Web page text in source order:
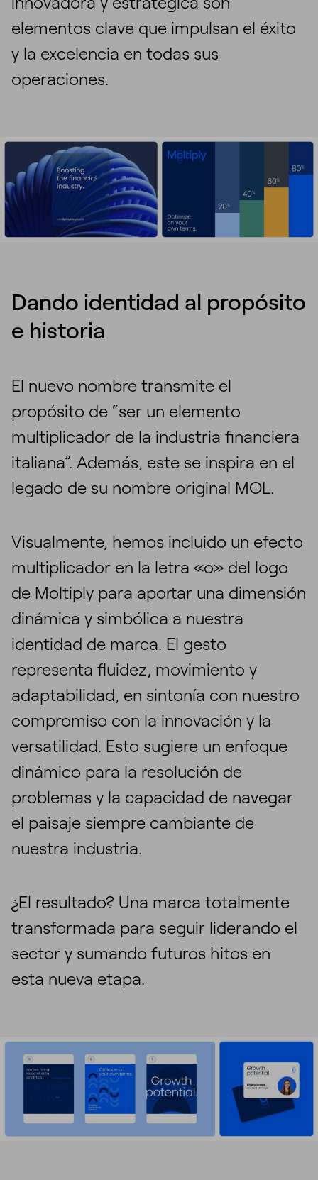
elementos clave que impulsan el éxito
y la excelencia en todas sus
operaciones.
Dando identidad al propósito
e historia
El nuevo nombre transmite el
propósito de “ser un elemento
multiplicador de la industria financiera
italiana”. Además, este se inspira en el
legado de su nombre original MOL.
Visualmente, hemos incluido un efecto
multiplicador en la letra «o» del logo
de Moltiply para aportar una dimensión
dinámica y simbólica a nuestra
identidad de marca. El gesto
representa fluidez, movimiento y
adaptabilidad, en sintonía con nuestro
compromiso con la innovación y la
versatilidad. Esto sugiere un enfoque
dinámico para la resolución de
problemas y la capacidad de navegar
el paisaje siempre cambiante de
nuestra industria.
¿El resultado? Una marca totalmente
transformada para seguir liderando el
sector y sumando futuros hitos en
esta nueva etapa.